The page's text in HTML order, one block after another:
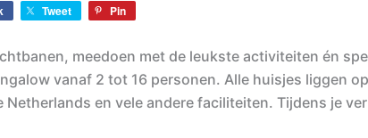
Tweet Pin
meedoen met de leukste activiteiten én
vanaf 2 tot 16 personen. Alle huisjes liggen
Netherlands en vele andere faciliteiten. Tijdens je